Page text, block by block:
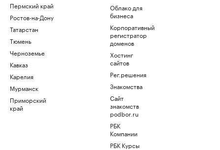
Пермский край
Ростов-на-Дону
Татарстан
Тюмень
Черноземье
Кавказ
Карелия
Мурманск
Приморский
край
Облако для
бизнеса
Корпоративный
регистратор
доменов
Хостинг
сайтов
Рег.решения
Знакомства
Сайт
знакомств
podbor.ru
РБК
Компании
РБК Курсы